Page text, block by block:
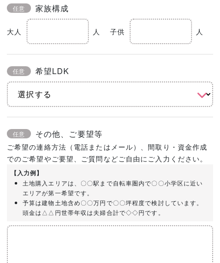
任意 家族構成
大人 人 子供 人
任意 希望LDK
任意 その他、ご要望等
ご希望の連絡方法（電話またはメール）、間取り・資金作成
でのご希望やご要望、ご質問などご自由にご入力ください。
【入力例】
土地購入エリアは、〇〇駅まで自転車圏内で〇〇小学区に近い
エリアが第一希望です。
予算は建物土地含め〇〇万円で〇〇坪程度で検討しています。
頭金は△△円世帯年収は夫婦合計で◇◇円です。